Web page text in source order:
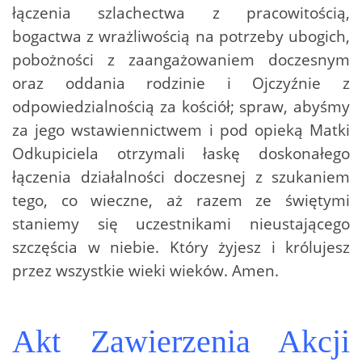
łączenia szlachectwa z pracowitością,
bogactwa z wrażliwością na potrzeby ubogich,
pobożności z zaangażowaniem doczesnym
oraz oddania rodzinie i Ojczyźnie z
odpowiedzialnością za kościół; spraw, abyśmy
za jego wstawiennictwem i pod opieką Matki
Odkupiciela otrzymali łaskę doskonałego
łączenia działalności doczesnej z szukaniem
tego, co wieczne, aż razem ze świętymi
staniemy się uczestnikami nieustającego
szczęścia w niebie. Który żyjesz i królujesz
przez wszystkie wieki wieków. Amen.
Akt Zawierzenia Akcji